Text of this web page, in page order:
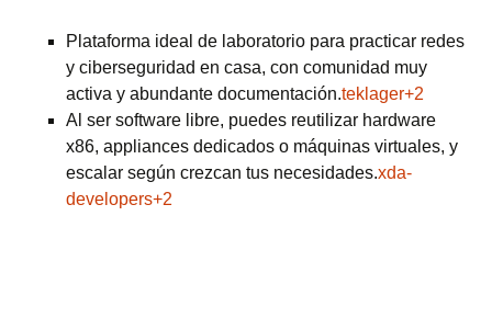
Plataforma ideal de laboratorio para practicar redes
y ciberseguridad en casa, con comunidad muy
activa y abundante documentación.teklager+2
Al ser software libre, puedes reutilizar hardware
x86, appliances dedicados o máquinas virtuales, y
escalar según crezcan tus necesidades.xda-
developers+2